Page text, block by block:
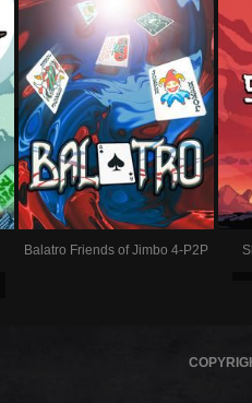
Balatro Friends of Jimbo 4-P2P